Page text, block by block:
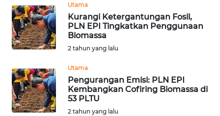
Utama
Kurangi Ketergantungan Fosil,
PLN EPI Tingkatkan Penggunaan
Biomassa
2 tahun yang lalu
Utama
Pengurangan Emisi: PLN EPI
Kembangkan Cofiring Biomassa di
53 PLTU
2 tahun yang lalu
WN
CIANJUR
WN
KEPULAUAN
WN
TANGERANG